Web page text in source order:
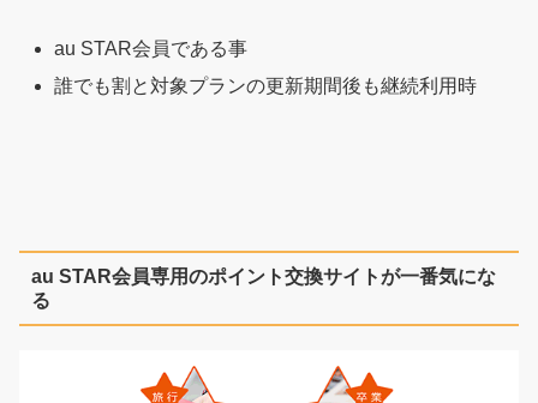
au STAR会員である事
誰でも割と対象プランの更新期間後も継続利用時
au STAR会員専用のポイント交換サイトが一番気にな
る